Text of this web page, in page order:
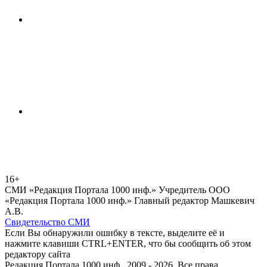
16+
СМИ «Редакция Портала 1000 инф.» Учредитель ООО
«Редакция Портала 1000 инф.» Главный редактор Машкевич
А.В.
Свидетельство СМИ
Если Вы обнаружили ошибку в тексте, выделите её и
нажмите клавиши CTRL+ENTER, что бы сообщить об этом
редактору сайта
Редакция Портала 1000 инф., 2009 - 2026. Все права